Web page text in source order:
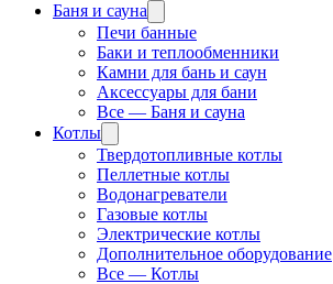
Баня и сауна
Печи банные
Баки и теплообменники
Камни для бань и саун
Аксессуары для бани
Все — Баня и сауна
Котлы
Твердотопливные котлы
Пеллетные котлы
Водонагреватели
Газовые котлы
Электрические котлы
Дополнительное оборудование
Все — Котлы